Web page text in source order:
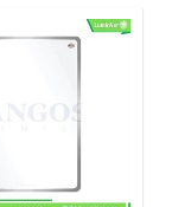
149,000₫.
tại